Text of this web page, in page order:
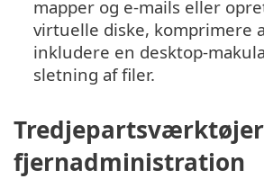
mapper og e-mails eller
virtuelle diske, komprimere
inkludere en desktop-
sletning af filer.
fjernadministration